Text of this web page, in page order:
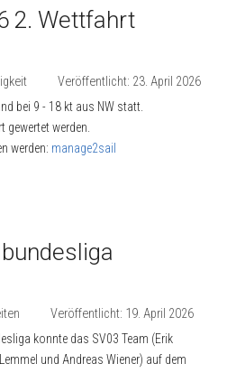
2. Wettfahrt
Veröffentlicht: 23. April 2026
bei 9 - 18 kt aus NW statt.
gewertet werden.
werden: manage2sail
Veröffentlicht: 19. April 2026
konnte das SV03 Team (Erik
und Andreas Wiener) auf dem